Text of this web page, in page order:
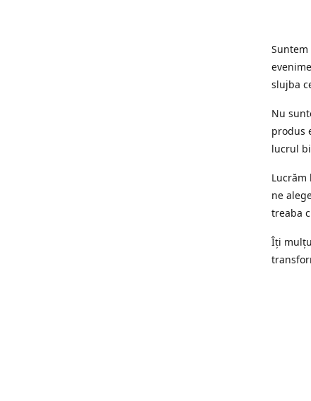
slujba
Nu
produs
lucrul
ne
treaba
Îți